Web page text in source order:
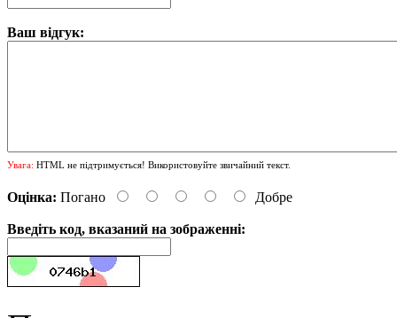
Ваш відгук:
Увага: HTML не підтримується! Використовуйте звичайний текст.
Оцінка: Погано Добре
Введіть код, вказаний на зображенні: